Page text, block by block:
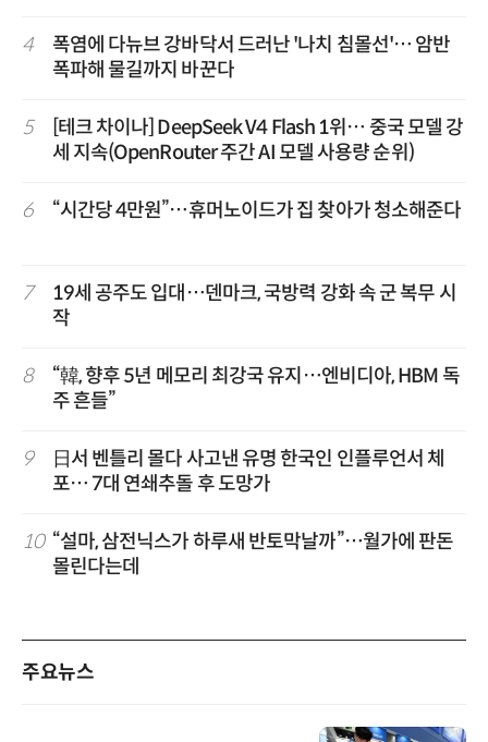
4
폭염에 다뉴브 강바닥서 드러난 '나치 침몰선'… 암반
폭파해 물길까지 바꾼다
5
[테크 차이나] DeepSeek V4 Flash 1위… 중국 모델 강
세 지속(OpenRouter 주간 AI 모델 사용량 순위)
6 “시간당 4만원”…휴머노이드가 집 찾아가 청소해준다
7
19세 공주도 입대…덴마크, 국방력 강화 속 군 복무 시
작
8
“韓, 향후 5년 메모리 최강국 유지…엔비디아, HBM 독
주 흔들”
9
日서 벤틀리 몰다 사고낸 유명 한국인 인플루언서 체
포… 7대 연쇄추돌 후 도망가
10 “설마, 삼전닉스가 하루새 반토막날까”…월가에 판돈
몰린다는데
주요뉴스